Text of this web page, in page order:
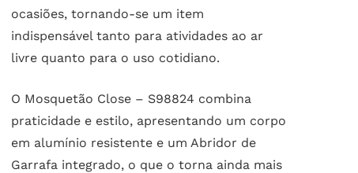
ocasiões, tornando-se um item
indispensável tanto para atividades ao ar
livre quanto para o uso cotidiano.
O Mosquetão Close – S98824 combina
praticidade e estilo, apresentando um corpo
em alumínio resistente e um Abridor de
Garrafa integrado, o que o torna ainda mais